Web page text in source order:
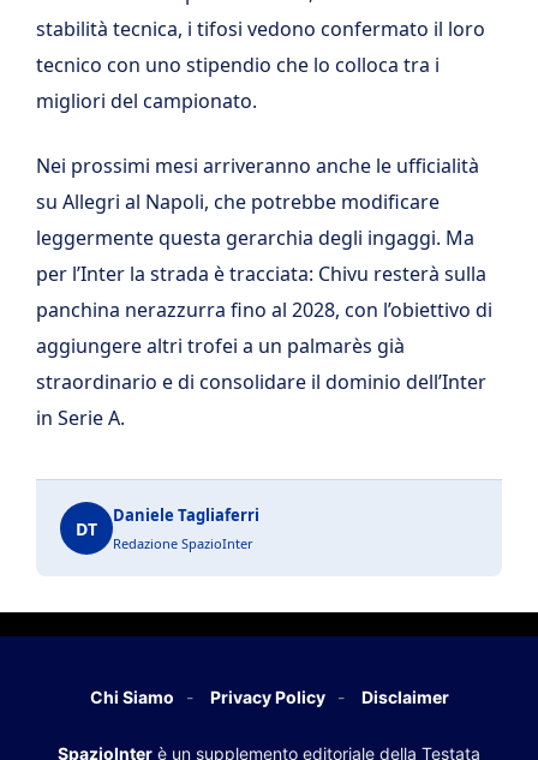
stabilità tecnica, i tifosi vedono confermato il loro
tecnico con uno stipendio che lo colloca tra i
migliori del campionato.
Nei prossimi mesi arriveranno anche le ufficialità
su Allegri al Napoli, che potrebbe modificare
leggermente questa gerarchia degli ingaggi. Ma
per l’Inter la strada è tracciata: Chivu resterà sulla
panchina nerazzurra fino al 2028, con l’obiettivo di
aggiungere altri trofei a un palmarès già
straordinario e di consolidare il dominio dell’Inter
in Serie A.
DT
Daniele Tagliaferri
Redazione SpazioInter
Chi Siamo Privacy Policy Disclaimer
SpazioInter è un supplemento editoriale della Testata